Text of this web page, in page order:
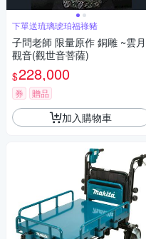
下單送琉璃琥珀福祿豬
子問老師 限量原作 銅雕 ~雲月
觀音(觀世音菩薩)
$228,000
券 贈品
加入購物車